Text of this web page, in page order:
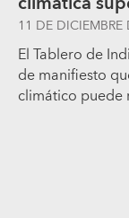
11 DE DICIEMBRE
El Tablero de
de manifiesto
climático